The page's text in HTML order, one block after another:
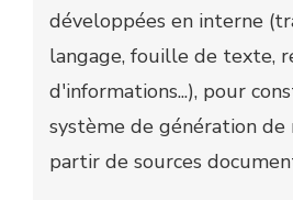
développées en interne
langage, fouille de texte,
d'informations...), pour
système de génération de
partir de sources